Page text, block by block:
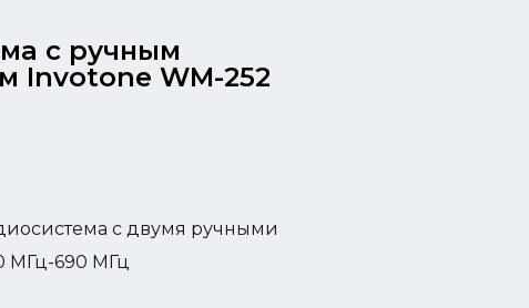
с ручным
Invotone WM-252
с двумя ручными
МГц-690 МГц